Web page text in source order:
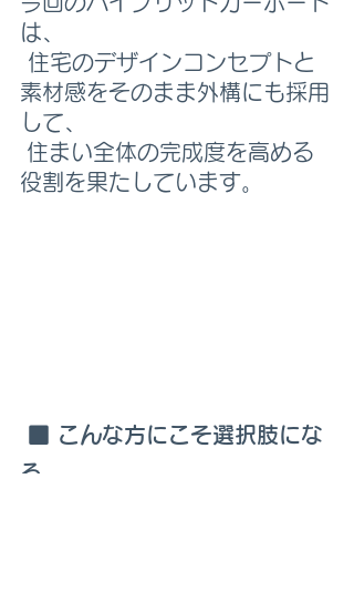
は、
素材感をそのまま外構にも採用
して、
住まい全体の完成度を高める
役割を果たしています。
■ こんな方にこそ選択肢にな
る